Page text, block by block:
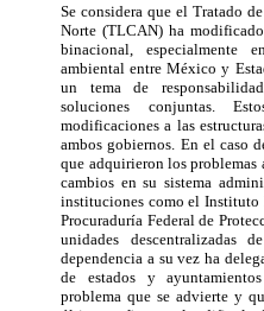
Se considera que el Tratado
Norte (TLCAN) ha
binacional,
ambiental entre México y
un tema de
soluciones conjuntas.
modificaciones a las
ambos gobiernos. En el caso
que adquirieron los problemas
cambios en su sistema
instituciones como el
Procuraduría Federal de
unidades descentralizadas
dependencia a su vez ha
de estados y
problema que se advierte y